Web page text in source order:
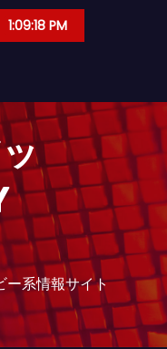
1:09:19 PM
ー系情報サイト